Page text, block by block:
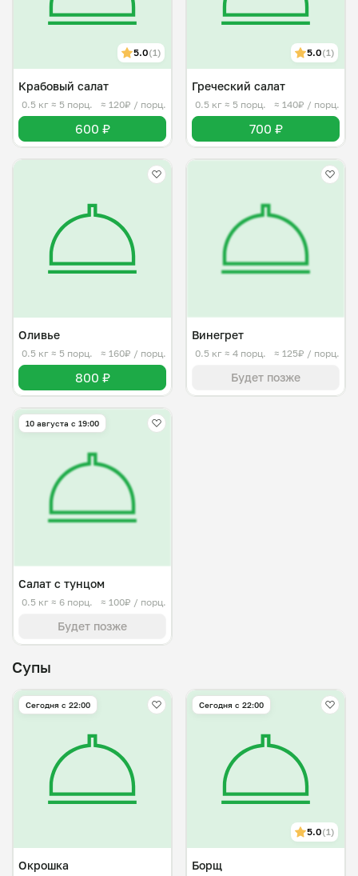
5.0(1)
Крабовый салат
0.5 кг ≈ 5 порц. ≈ 120₽ / порц.
600 ₽
5.0(1)
Греческий салат
0.5 кг ≈ 5 порц. ≈ 140₽ / порц.
700 ₽
Оливье
0.5 кг ≈ 5 порц. ≈ 160₽ / порц.
800 ₽
Винегрет
0.5 кг ≈ 4 порц. ≈ 125₽ / порц.
Будет позже
10 августа с 19:00
Салат с тунцом
0.5 кг ≈ 6 порц. ≈ 100₽ / порц.
Будет позже
Супы
Сегодня с 22:00
Окрошка
Сегодня с 22:00
5.0(1)
Борщ